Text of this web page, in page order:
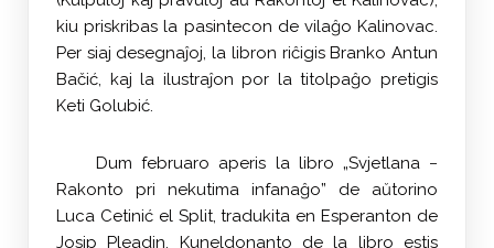
kiu priskribas la pasintecon de vilaĝo Kalinovac.
Per siaj desegnaĵoj, la libron riĉigis Branko Antun
Bačić, kaj la ilustraĵon por la titolpaĝo pretigis
Keti Golubić.
Dum februaro aperis la libro „Svjetlana −
Rakonto pri nekutima infanaĝo” de aŭtorino
Luca Cetinić el Split, tradukita en Esperanton de
Josip Pleadin. Kuneldonanto de la libro estis